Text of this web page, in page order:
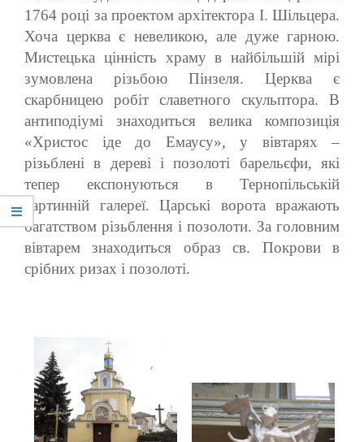
1764 році за проектом архітектора І. Шільцера.
Хоча церква є невеликою, але дуже гарною.
Мистецька цінність храму в найбільшій мірі
зумовлена різьбою Пінзеля. Церква є
скарбницею робіт славетного скульптора. В
антиподіумі знаходиться велика композиція
«Христос іде до Емаусу», у вівтарях –
різьблені в дереві і позолоті барельєфи, які
тепер експонуються в Тернопільській
картинній галереї. Царські ворота вражають
багатством різьблення і позолоти. За головним
вівтарем знаходиться образ св. Покрови в
срібних ризах і позолоті.